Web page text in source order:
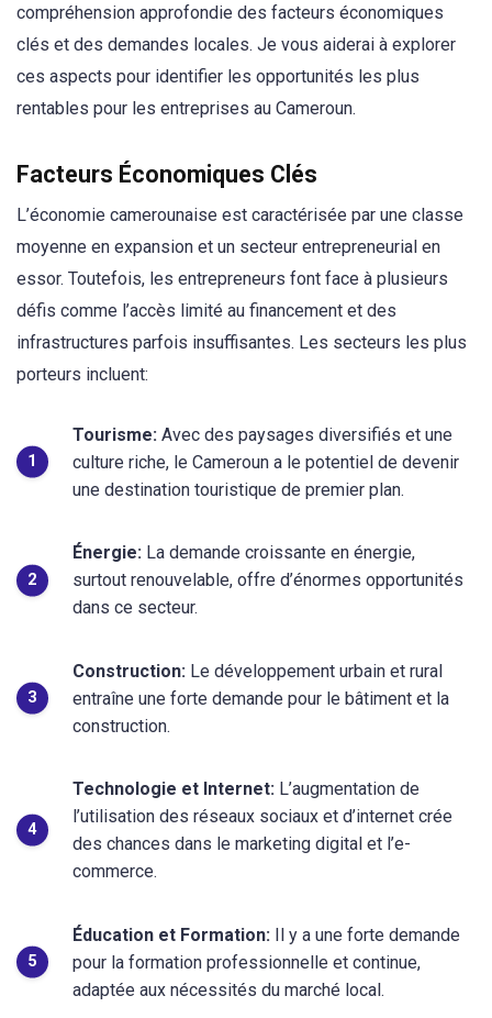
compréhension approfondie des facteurs économiques
clés et des demandes locales. Je vous aiderai à explorer
ces aspects pour identifier les opportunités les plus
rentables pour les entreprises au Cameroun.
Facteurs Économiques Clés
L’économie camerounaise est caractérisée par une classe
moyenne en expansion et un secteur entrepreneurial en
essor. Toutefois, les entrepreneurs font face à plusieurs
défis comme l’accès limité au financement et des
infrastructures parfois insuffisantes. Les secteurs les plus
porteurs incluent:
Tourisme: Avec des paysages diversifiés et une
culture riche, le Cameroun a le potentiel de devenir
une destination touristique de premier plan.
Énergie: La demande croissante en énergie,
surtout renouvelable, offre d’énormes opportunités
dans ce secteur.
Construction: Le développement urbain et rural
entraîne une forte demande pour le bâtiment et la
construction.
Technologie et Internet: L’augmentation de
l’utilisation des réseaux sociaux et d’internet crée
des chances dans le marketing digital et l’e-
commerce.
Éducation et Formation: Il y a une forte demande
pour la formation professionnelle et continue,
adaptée aux nécessités du marché local.